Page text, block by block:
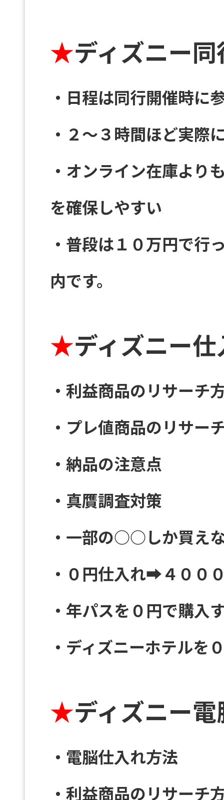
★ディズニー
・日程は同行開催時に
・２～３時間ほど実際
・オンライン在庫より
を確保しやすい
・普段は１０万円で行
内です。
★ディズニー
・利益商品のリサーチ
・プレ値商品のリサー
・納品の注意点
・真贋調査対策
・一部の○○しか買え
・０円仕入れ➡４００
・年パスを０円で購入
・ディズニーホテルを
★ディズニー
・電脳仕入れ方法
・利益商品のリサーチ